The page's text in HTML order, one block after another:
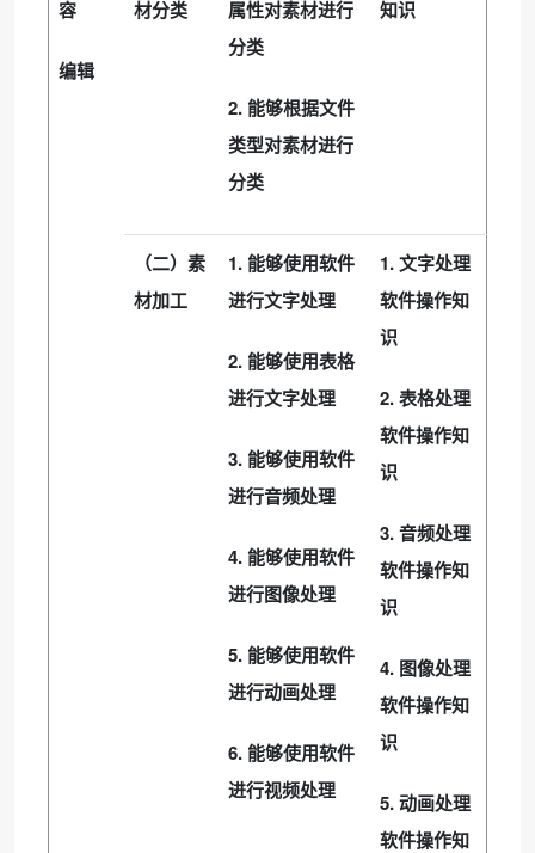
容
编辑
材分类
属性对素材进行
分类
2. 能够根据文件
类型对素材进行
分类
知识
（二）素
材加工
1. 能够使用软件
进行文字处理
2. 能够使用表格
进行文字处理
3. 能够使用软件
进行音频处理
4. 能够使用软件
进行图像处理
5. 能够使用软件
进行动画处理
6. 能够使用软件
进行视频处理
1. 文字处理
软件操作知
识
2. 表格处理
软件操作知
识
3. 音频处理
软件操作知
识
4. 图像处理
软件操作知
识
5. 动画处理
软件操作知